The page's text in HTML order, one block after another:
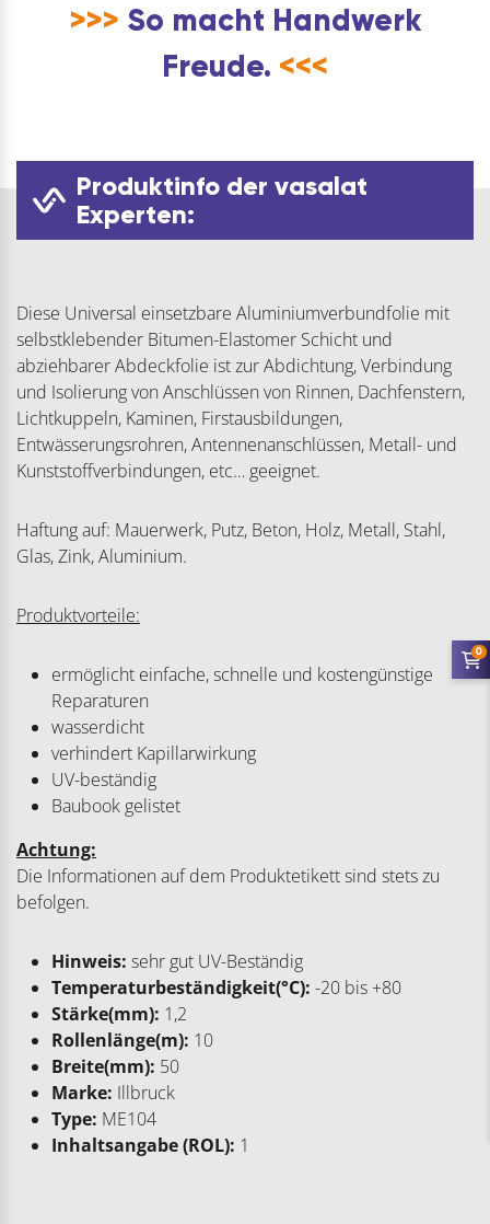
>>> So macht Handwerk
Freude. <<<
Produktinfo der vasalat
Experten:
Diese Universal einsetzbare Aluminiumverbundfolie mit
selbstklebender Bitumen-Elastomer Schicht und
abziehbarer Abdeckfolie ist zur Abdichtung, Verbindung
und Isolierung von Anschlüssen von Rinnen, Dachfenstern,
Lichtkuppeln, Kaminen, Firstausbildungen,
Entwässerungsrohren, Antennenanschlüssen, Metall- und
Kunststoffverbindungen, etc… geeignet.
Haftung auf: Mauerwerk, Putz, Beton, Holz, Metall, Stahl,
Glas, Zink, Aluminium.
Produktvorteile:
ermöglicht einfache, schnelle und kostengünstige
Reparaturen
wasserdicht
verhindert Kapillarwirkung
UV-beständig
Baubook gelistet
Achtung:
Die Informationen auf dem Produktetikett sind stets zu
befolgen.
Hinweis: sehr gut UV-Beständig
Temperaturbeständigkeit(°C): -20 bis +80
Stärke(mm): 1,2
Rollenlänge(m): 10
Breite(mm): 50
Marke: Illbruck
Type: ME104
Inhaltsangabe (ROL): 1
0